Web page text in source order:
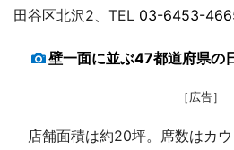
田谷区北沢2、TEL 03-6453-
壁一面に並ぶ47都道府県の
［広告］
店舗面積は約20坪。席数はカ